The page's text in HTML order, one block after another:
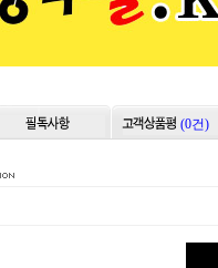
(0건)